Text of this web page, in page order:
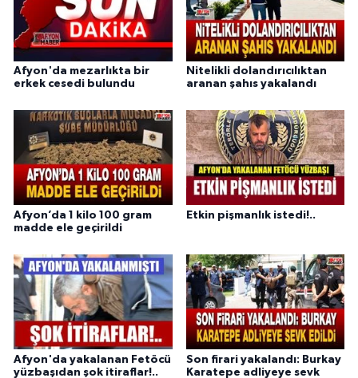
Afyon'da mezarlıkta bir
erkek cesedi bulundu
Nitelikli dolandırıcılıktan
aranan şahıs yakalandı
Afyon’da 1 kilo 100 gram
madde ele geçirildi
Etkin pişmanlık istedi!..
Afyon'da yakalanan Fetöcü
yüzbaşıdan şok itiraflar!..
Son firari yakalandı: Burkay
Karatepe adliyeye sevk